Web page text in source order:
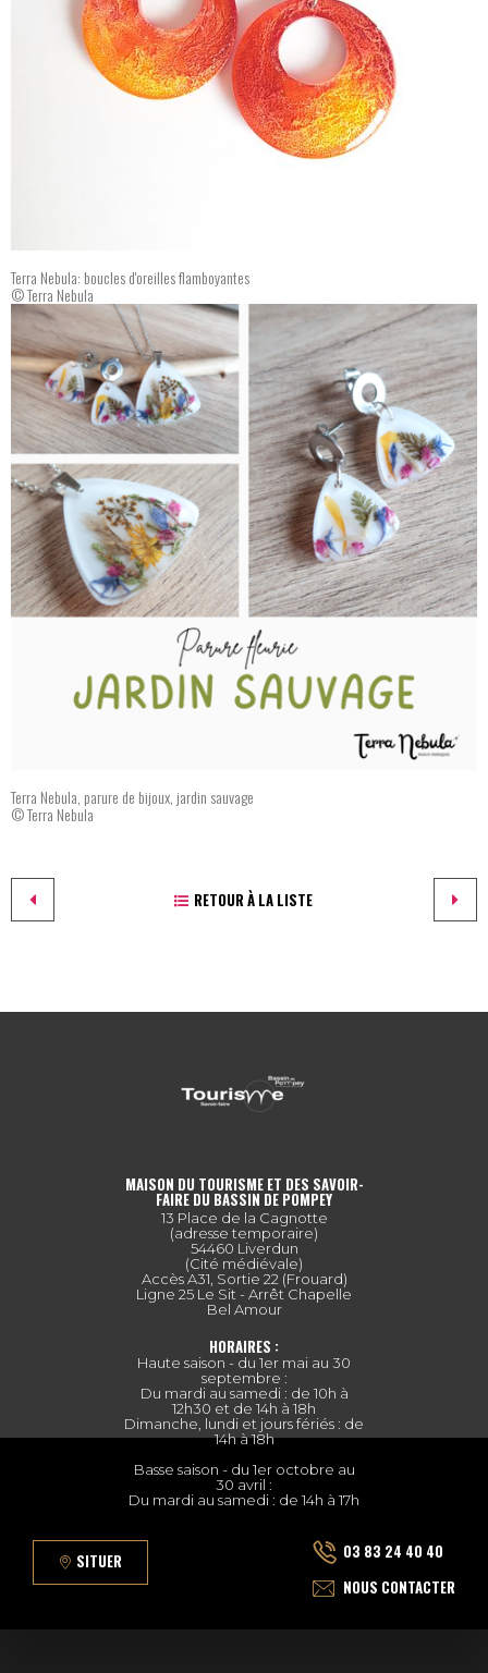
Terra Nebula: boucles d'oreilles flamboyantes
© Terra Nebula
Terra Nebula, parure de bijoux, jardin sauvage
© Terra Nebula
RETOUR À LA LISTE
MAISON DU TOURISME ET DES SAVOIR-
FAIRE DU BASSIN DE POMPEY
13 Place de la Cagnotte
(adresse temporaire)
54460 Liverdun
(Cité médiévale)
Accès A31, Sortie 22 (Frouard)
Ligne 25 Le Sit - Arrêt Chapelle
Bel Amour
HORAIRES :
Haute saison - du 1er mai au 30
septembre :
Du mardi au samedi : de 10h à
12h30 et de 14h à 18h
Dimanche, lundi et jours fériés : de
14h à 18h
Basse saison - du 1er octobre au
30 avril :
Du mardi au samedi : de 14h à 17h
SITUER
03 83 24 40 40
NOUS CONTACTER